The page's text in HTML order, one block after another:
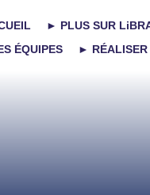
► PLUS SUR
ÉQUIPES
► RÉALISER